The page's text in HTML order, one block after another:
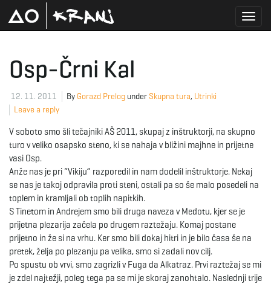
g
l
Osp-Črni Kal
12. 11. 2011 By Gorazd Prelog under Skupna tura, Utrinki
Leave a reply
V soboto smo šli tečajniki AŠ 2011, skupaj z inštruktorji, na skupno
turo v veliko osapsko steno, ki se nahaja v bližini majhne in prijetne
vasi Osp.
Anže nas je pri “Vikiju” razporedil in nam dodelil inštruktorje. Nekaj
se nas je takoj odpravila proti steni, ostali pa so še malo posedeli na
toplem in kramljali ob toplih napitkih.
S Tinetom in Andrejem smo bili druga naveza v Medotu, kjer se je
prijetna plezarija začela po drugem raztežaju. Komaj postane
prijetno in že si na vrhu. Ker smo bili dokaj hitri in je bilo časa še na
pretek, želja po plezanju pa velika, smo si zadali nov cilj.
Po spustu ob vrvi, smo zagrizli v Fuga da Alkatraz. Prvi raztežaj se mi
je zdel najtežji, poleg tega pa se mi je skoraj zanohtalo. Naslednji trije